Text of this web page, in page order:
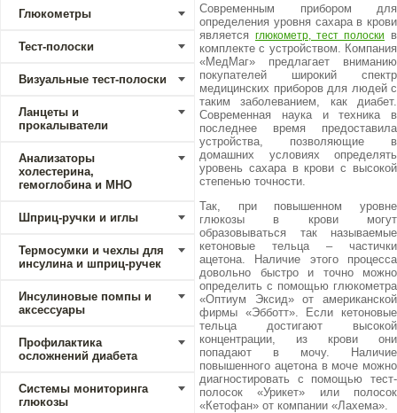
Глюкометры
Тест-полоски
Визуальные тест-полоски
Ланцеты и
прокалыватели
Анализаторы
холестерина,
гемоглобина и МНО
Шприц-ручки и иглы
Термосумки и чехлы для
инсулина и шприц-ручек
Инсулиновые помпы и
аксессуары
Профилактика
осложнений диабета
Системы мониторинга
глюкозы
Современным прибором для
определения уровня сахара в крови
является глюкометр, тест полоски
в
комплекте с устройством. Компания
«МедМаг» предлагает вниманию
покупателей широкий спектр
медицинских приборов для людей с
таким заболеванием, как диабет.
Современная наука и техника в
последнее время предоставила
устройства, позволяющие в
домашних условиях определять
уровень сахара в крови с высокой
степенью точности.
Так, при повышенном уровне
глюкозы в крови могут
образовываться так называемые
кетоновые тельца – частички
ацетона. Наличие этого процесса
довольно быстро и точно можно
определить с помощью глюкометра
«Оптиум Эксид» от американской
фирмы «Эбботт». Если кетоновые
тельца достигают высокой
концентрации, из крови они
попадают в мочу. Наличие
повышенного ацетона в моче можно
диагностировать с помощью тест-
полосок «Урикет» или полосок
«Кетофан» от компании «Лахема».